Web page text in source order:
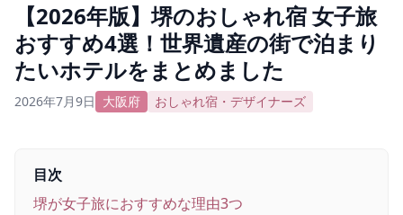
【2026年版】堺のおしゃれ宿 女子旅
おすすめ4選！世界遺産の街で泊まり
たいホテルをまとめました
2026年7月9日 大阪府 おしゃれ宿・デザイナーズ
目次
堺が女子旅におすすめな理由3つ